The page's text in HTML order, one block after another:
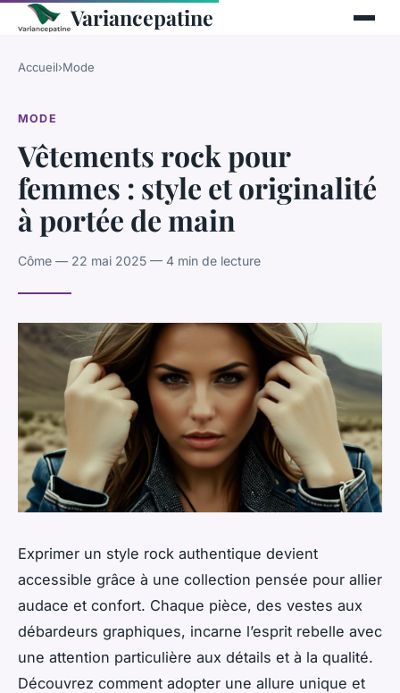
Variancepatine
Accueil›Mode
MODE
Vêtements rock pour
femmes : style et originalité
à portée de main
Côme — 22 mai 2025 — 4 min de lecture
Exprimer un style rock authentique devient
accessible grâce à une collection pensée pour allier
audace et confort. Chaque pièce, des vestes aux
débardeurs graphiques, incarne l’esprit rebelle avec
une attention particulière aux détails et à la qualité.
Découvrez comment adopter une allure unique et